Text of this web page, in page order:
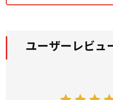
ユーザーレビュ